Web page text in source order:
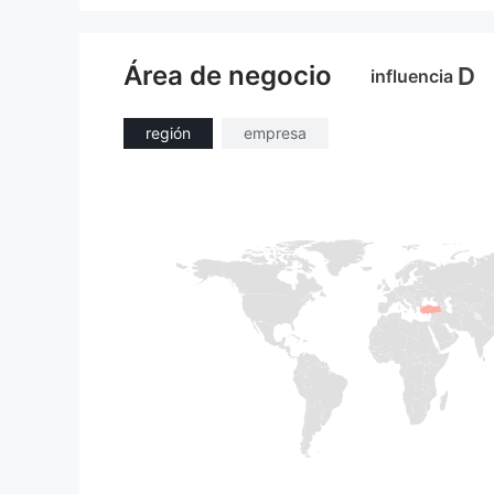
Área de negocio influencia D
región empresa